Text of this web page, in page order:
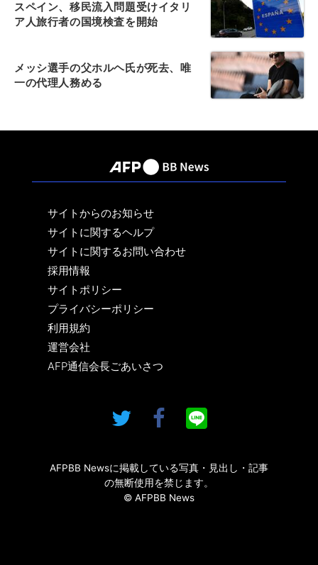
スペイン、移民流入問題受けイタリ
ア人旅行者の国境検査を開始
メッシ選手の父ホルヘ氏が死去、唯
一の代理人務める
サイトからのお知らせ
サイトに関するヘルプ
サイトに関するお問い合わせ
採用情報
サイトポリシー
プライバシーポリシー
利用規約
運営会社
AFP通信会長ごあいさつ
AFPBB Newsに掲載している写真・見出し・記事
の無断使用を禁じます。
© AFPBB News